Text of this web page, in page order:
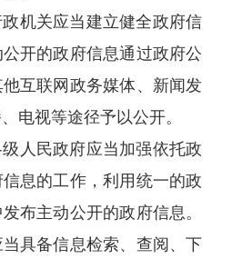
机关应当建立健全政府信
开的政府信息通过政府公
互联网政务媒体、新闻发
电视等途径予以公开。
人民政府应当加强依托政
息的工作，利用统一的政
布主动公开的政府信息。
具备信息检索、查阅、下